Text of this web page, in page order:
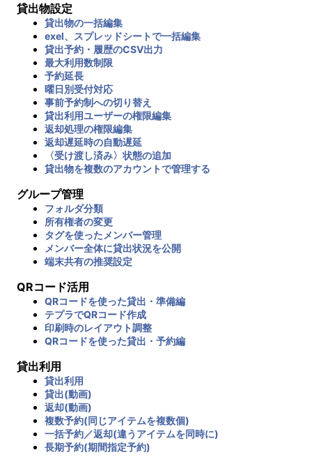
貸出物設定
貸出物の一括編集
exel、スプレッドシートで一括編集
貸出予約・履歴のCSV出力
最大利用数制限
予約延長
曜日別受付対応
事前予約制への切り替え
貸出利用ユーザーの権限編集
返却処理の権限編集
返却遅延時の自動遅延
〈受け渡し済み〉状態の追加
貸出物を複数のアカウントで管理する
グループ管理
フォルダ分類
所有権者の変更
タグを使ったメンバー管理
メンバー全体に貸出状況を公開
端末共有の推奨設定
QRコード活用
QRコードを使った貸出・準備編
テプラでQRコード作成
印刷時のレイアウト調整
QRコードを使った貸出・予約編
貸出利用
貸出利用
貸出(動画)
返却(動画)
複数予約(同じアイテムを複数個)
一括予約／返却(違うアイテムを同時に)
長期予約(期間指定予約)